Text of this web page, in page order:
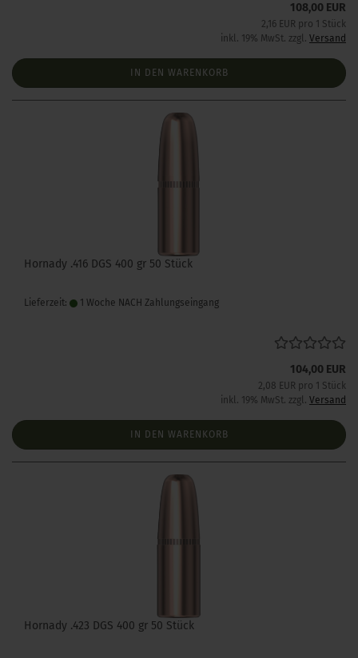
108,00 EUR
2,16 EUR pro 1 Stück
inkl. 19% MwSt. zzgl. Versand
IN DEN WARENKORB
Hornady .416 DGS 400 gr 50 Stück
Lieferzeit: 1 Woche NACH Zahlungseingang
104,00 EUR
2,08 EUR pro 1 Stück
inkl. 19% MwSt. zzgl. Versand
IN DEN WARENKORB
Hornady .423 DGS 400 gr 50 Stück